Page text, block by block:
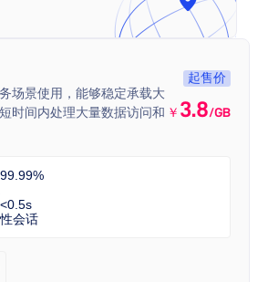
场景使用，能够稳定承载大
时间内处理大量数据访问和
起售价
￥ 3.8/GB
会话